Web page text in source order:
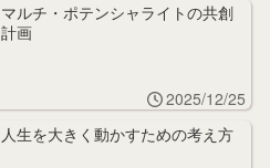
マルチ・ポテンシャライトの共創
計画
2025/12/25
人生を大きく動かすための考え方